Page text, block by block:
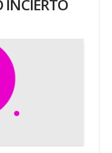
INCIERTO